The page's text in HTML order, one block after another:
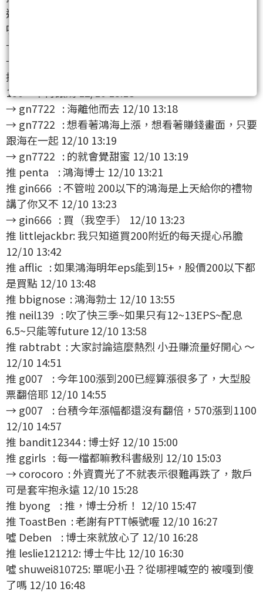
還能獲利的傳奇 12/10 13:08
噓 gn7722 : 笑死 12/10 13:14
→ gn7722 : 鴻海還有19X太早了 12/10 13:14
→ gn7722 : 等到150再發還有點看頭 12/10 13:15
推 gn7722 : 鴻海博士就是，想回到過去，試著買進
130，不再讓鴻 12/10 13:18
→ gn7722 : 海離他而去 12/10 13:18
→ gn7722 : 想看著鴻海上漲，想看著賺錢畫面，只要
跟海在一起 12/10 13:19
→ gn7722 : 的就會覺甜蜜 12/10 13:19
推 penta : 鴻海博士 12/10 13:21
推 gin666 : 不管啦 200以下的鴻海是上天給你的禮物
講了你又不 12/10 13:23
→ gin666 : 買（我空手） 12/10 13:23
推 littlejackbr: 我只知道買200附近的每天提心吊膽
12/10 13:42
推 afflic : 如果鴻海明年eps能到15+，股價200以下都
是買點 12/10 13:48
推 bbignose : 鴻海勃士 12/10 13:55
推 neil139 : 吹了快三季~如果只有12~13EPS~配息
6.5~只能等future 12/10 13:58
推 rabtrabt : 大家討論這麼熱烈 小丑賺流量好開心 ～
12/10 14:51
推 g007 : 今年100漲到200已經算漲很多了，大型股
票翻倍耶 12/10 14:55
→ g007 : 台積今年漲幅都還沒有翻倍，570漲到1100
12/10 14:57
推 bandit12344 : 博士好 12/10 15:00
推 ggirls : 每一檔都嘛教科書級別 12/10 15:03
→ corocoro : 外資賣光了不就表示很難再跌了，散戶
可是套牢抱永遠 12/10 15:28
推 byong : 推，博士分析！ 12/10 15:47
推 ToastBen : 老謝有PTT帳號喔 12/10 16:27
噓 Deben : 博士來就放心了 12/10 16:28
推 leslie121212: 博士牛比 12/10 16:30
噓 shuwei810725: 單呢小丑？從哪裡喊空的 被嘎到傻
了嗎 12/10 16:48